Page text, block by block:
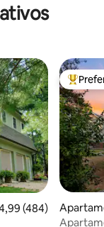
hóspedes
de uma avaliação
(484)
Entre